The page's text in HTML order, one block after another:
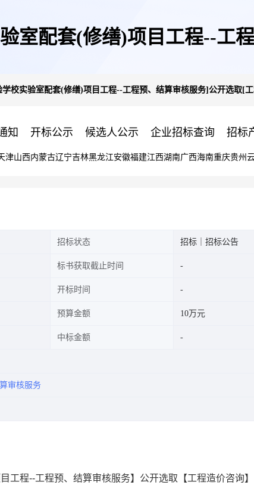
室配套(修缮)项目工程--工
校实验室配套(修缮)项目工程--工程预、结算审核服务]公开选取[
知 开标公示 候选人公示 企业招标查询 招标
津山西内蒙古辽宁吉林黑龙江安徽福建江西湖南广西海南重庆贵州
招标状态 招标｜招标公告
标书获取截止时间
开标时间
预算金额 10万元
中标金额
审核服务
工程--工程预、结算审核服务】公开选取【工程造价咨询